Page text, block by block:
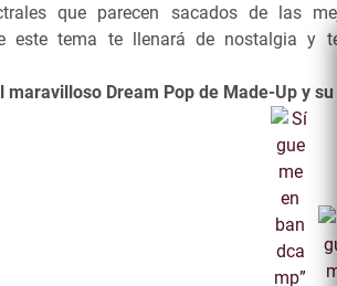
que parecen sacados de las
este tema te llenará de nostalgia y
maravilloso Dream Pop de Made-Up y